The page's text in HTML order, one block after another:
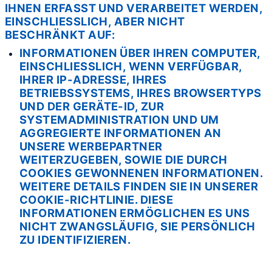
IHNEN ERFASST UND VERARBEITET WERDEN,
EINSCHLIESSLICH, ABER NICHT
BESCHRÄNKT AUF:
INFORMATIONEN ÜBER IHREN COMPUTER,
EINSCHLIESSLICH, WENN VERFÜGBAR, I
HRER IP-ADRESSE, IHRES B
ETRIEBSSYSTEMS, IHRES BROWSERTYPS U
ND DER GERÄTE-ID, ZUR S
YSTEMADMINISTRATION UND UM A
GGREGIERTE INFORMATIONEN AN U
NSERE WERBEPARTNER W
EITERZUGEBEN, SOWIE DIE DURCH C
OOKIES GEWONNENEN INFORMATIONEN. W
EITERE DETAILS FINDEN SIE IN UNSERER C
OOKIE-RICHTLINIE. DIESE I
NFORMATIONEN ERMÖGLICHEN ES UNS N
ICHT ZWANGSLÄUFIG, SIE PERSÖNLICH Z
U IDENTIFIZIEREN.